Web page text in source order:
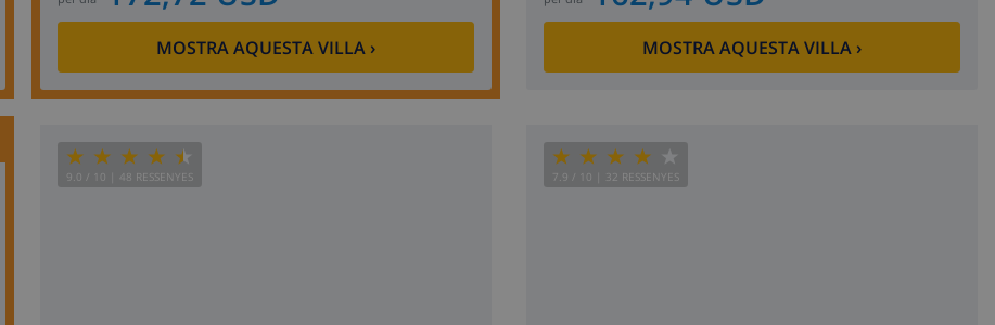
MOSTRA AQUESTA VILLA › MOSTRA AQUESTA VILLA ›
9.0 / 10 | 48 RESSENYES 7.9 / 10 | 32 RESSENYES